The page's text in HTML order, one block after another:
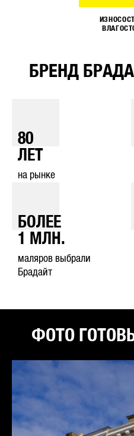
БРЕНД
80
ЛЕТ
на рынке
БОЛЕЕ
1
МЛН.
маляров выбрали
Брадайт
ФОТО